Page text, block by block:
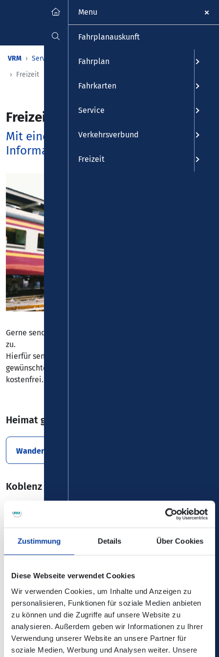
Zustimmung Details Über Cookies
Diese Webseite verwendet Cookies
Wir verwenden Cookies, um Inhalte und Anzeigen zu
personalisieren, Funktionen für soziale Medien anbieten
zu können und die Zugriffe auf unsere Website zu
analysieren. Außerdem geben wir Informationen zu Ihrer
Verwendung unserer Website an unsere Partner für
soziale Medien, Werbung und Analysen weiter. Unsere
VRM Service Infos & Download
Freizeit
Freizeit
Mit einem Klick zu den wichtigsten
Informationen
Gerne senden wir Ihnen unser Informationsmaterial auch
zu.
Hierfür senden Sie bitte eine
gewünschten Infobroschüren. Der Versand erfolgt für Sie
kostenfrei.
Heimat genießen 2026 von Manuel Andrack
Wanderbroschüre 2026
Koblenz & Region entdecken mit Bus & Bahn
Koblenz & Region entdecken mit Bus &
Bahn 2025
Raderlebniskarte 2026
Moselsteigkarte
Menu
Fahrplanauskunft
Fahrplan
Fahrkarten
Service
Verkehrsverbund
Freizeit